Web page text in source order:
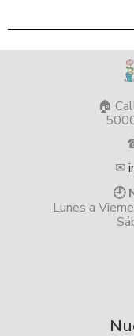
🏠
✉
🕘
Lunes a